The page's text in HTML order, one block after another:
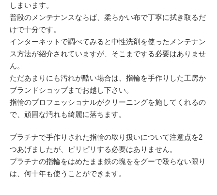
しまいます。
普段のメンテナンスならば、柔らかい布で丁寧に拭き取るだ
けで十分です。
インターネットで調べてみると中性洗剤を使ったメンテナン
ス方法が紹介されていますが、そこまでする必要はありませ
ん。
ただあまりにも汚れが酷い場合は、指輪を手作りした工房か
ブランドショップまでお越し下さい。
指輪のプロフェッショナルがクリーニングを施してくれるの
で、頑固な汚れも綺麗に落ちます。
プラチナで手作りされた指輪の取り扱いについて注意点を2
つあげましたが、ピリピリする必要はありません。
プラチナの指輪をはめたまま鉄の塊ををグーで殴らない限り
は、何十年も使うことができます。